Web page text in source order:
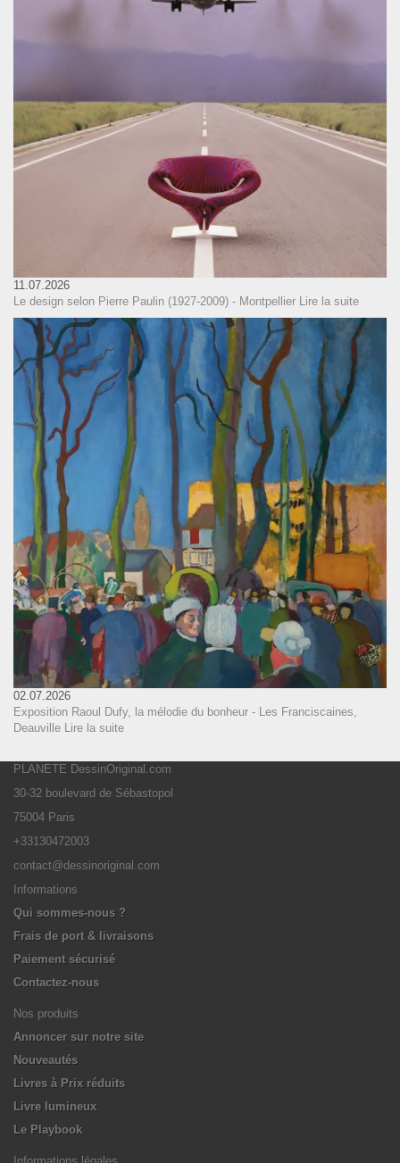
11.07.2026
Le design selon Pierre Paulin (1927-2009) - Montpellier Lire la suite
02.07.2026
Exposition Raoul Dufy, la mélodie du bonheur - Les Franciscaines,
Deauville Lire la suite
PLANETE DessinOriginal.com
30-32 boulevard de Sébastopol
75004 Paris
+33130472003
contact@dessinoriginal.com
Informations
Qui sommes-nous ?
Frais de port & livraisons
Paiement sécurisé
Contactez-nous
Nos produits
Annoncer sur notre site
Nouveautés
Livres à Prix réduits
Livre lumineux
Le Playbook